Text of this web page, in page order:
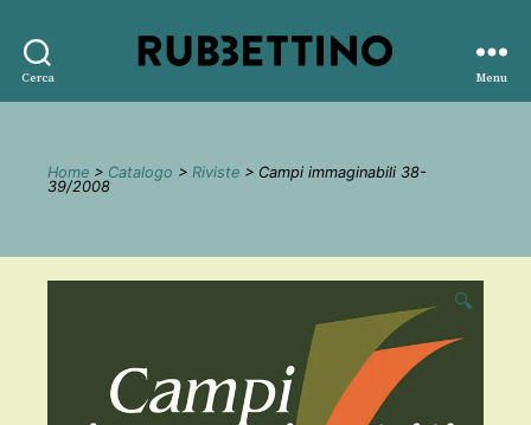
Cerca
editore
Menu
Home > Catalogo > Riviste > Campi immaginabili 38-
39/2008
🔍